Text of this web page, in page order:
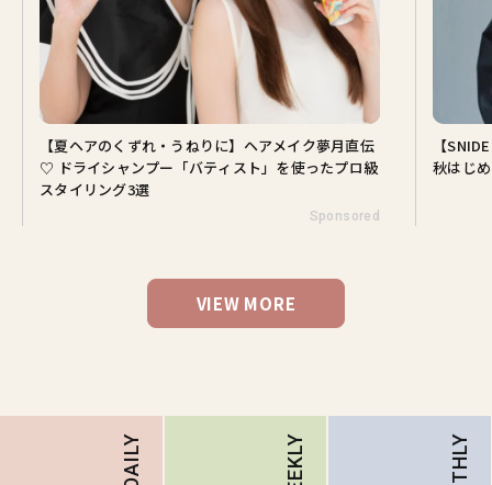
【夏ヘアのくずれ・うねりに】ヘアメイク夢月直伝
♡ ドライシャンプー「バティスト」を使ったプロ級
スタイリング3選
Sponsored
【
秋はじ
VIEW MORE
DAILY